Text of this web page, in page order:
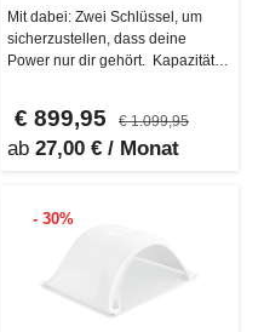
Mit dabei: Zwei Schlüssel, um
sicherzustellen, dass deine
Power nur dir gehört. Kapazität:
€ 899,95 € 1.099,95
ab 27,00 € / Monat
- 30%